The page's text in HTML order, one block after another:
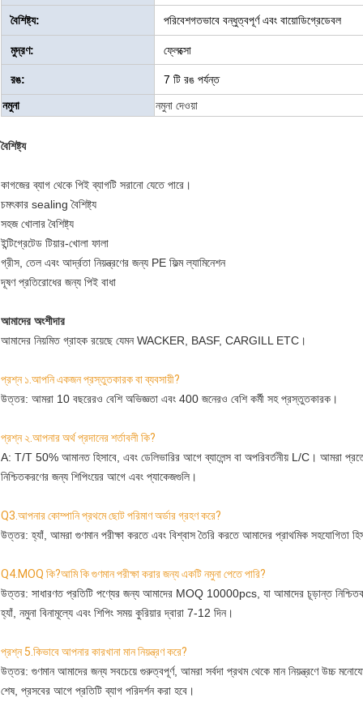
বৈশিষ্ট্য: পরিবেশগতভাবে বন্ধুত্বপূর্ণ এবং বায়োডিগ্রেডেবল
মুদ্রণ: ফ্লেক্সো
রঙ:
7 টি রঙ পর্যন্ত
নমুনা
নমুনা দেওয়া
বৈশিষ্ট্য
কাগজের ব্যাগ থেকে পিই ব্যাগটি সরানো যেতে পারে।
চমৎকার sealing বৈশিষ্ট্য
সহজ খোলার বৈশিষ্ট্য
ইন্টিগ্রেটেড টিয়ার-খোলা ফালা
গ্রীস, তেল এবং আর্দ্রতা নিয়ন্ত্রণের জন্য PE ফিল্ম ল্যামিনেশন
দূষণ প্রতিরোধের জন্য পিই বাধা
আমাদের অংশীদার
আমাদের নিয়মিত গ্রাহক রয়েছে যেমন WACKER, BASF, CARGILL ETC।
প্রশ্ন ১.আপনি একজন প্রস্তুতকারক বা ব্যবসায়ী?
উত্তর: আমরা 10 বছরেরও বেশি অভিজ্ঞতা এবং 400 জনেরও বেশি কর্মী সহ প্রস্তুতকারক।
প্রশ্ন ২.আপনার অর্থ প্রদানের শর্তাবলী কি?
A: T/T 50% আমানত হিসাবে, এবং ডেলিভারির আগে ব্যালেন্স বা অপরিবর্তনীয় L/C। আমরা
নিশ্চিতকরণের জন্য শিপিংয়ের আগে এবং প্যাকেজগুলি।
Q3.আপনার কোম্পানি প্রথমে ছোট পরিমাণ অর্ডার গ্রহণ করে?
উত্তর: হ্যাঁ, আমরা গুণমান পরীক্ষা করতে এবং বিশ্বাস তৈরি করতে আমাদের প্রাথমিক সহযোগিতা
Q4.MOQ কি?আমি কি গুণমান পরীক্ষা করার জন্য একটি নমুনা পেতে পারি?
উত্তর: সাধারণত প্রতিটি পণ্যের জন্য আমাদের MOQ 10000pcs, যা আমাদের চূড়ান্ত
হ্যাঁ, নমুনা বিনামূল্যে এবং শিপিং সময় কুরিয়ার দ্বারা 7-12 দিন।
প্রশ্ন 5.কিভাবে আপনার কারখানা মান নিয়ন্ত্রণ করে?
উত্তর: গুণমান আমাদের জন্য সবচেয়ে গুরুত্বপূর্ণ, আমরা সর্বদা প্রথম থেকে মান নিয়ন্ত্রণে উচ্চ
শেষ, প্রসবের আগে প্রতিটি ব্যাগ পরিদর্শন করা হবে।